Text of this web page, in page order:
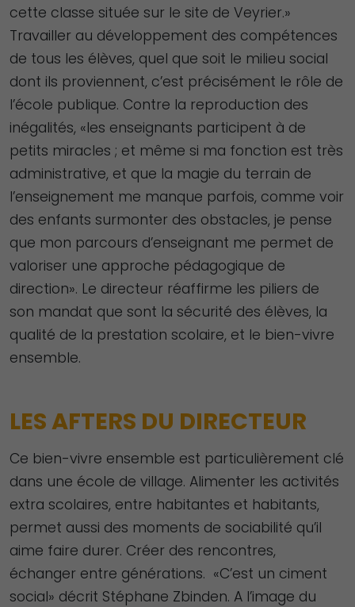
cette classe située sur le site de Veyrier.»
Travailler au développement des compétences
de tous les élèves, quel que soit le milieu social
dont ils proviennent, c’est précisément le rôle de
l’école publique. Contre la reproduction des
inégalités, «les enseignants participent à de
petits miracles ; et même si ma fonction est très
administrative, et que la magie du terrain de
l’enseignement me manque parfois, comme voir
des enfants surmonter des obstacles, je pense
que mon parcours d’enseignant me permet de
valoriser une approche pédagogique de
direction». Le directeur réaffirme les piliers de
son mandat que sont la sécurité des élèves, la
qualité de la prestation scolaire, et le bien-vivre
ensemble.
LES AFTERS DU DIRECTEUR
Ce bien-vivre ensemble est particulièrement clé
dans une école de village. Alimenter les activités
extra scolaires, entre habitantes et habitants,
permet aussi des moments de sociabilité qu’il
aime faire durer. Créer des rencontres,
échanger entre générations. «C’est un ciment
social» décrit Stéphane Zbinden. A l’image du